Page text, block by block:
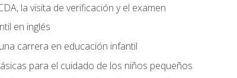
la visita de verificación y el examen
en inglés
carrera en educación infantil
para el cuidado de los niños pequeños